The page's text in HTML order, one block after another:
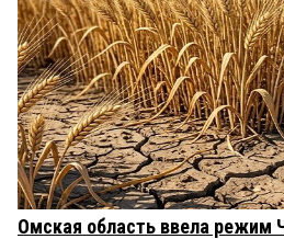
Омская область ввела режим